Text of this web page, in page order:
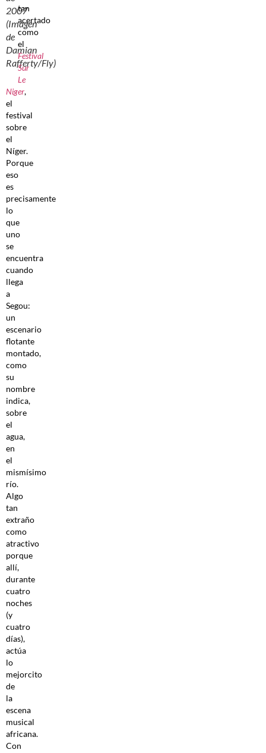
2007
(Imagen
de
Damian
Rafferty/Fly)
tan
acertado
como
el
Festival
Sur
Le
Niger,
el
festival
sobre
el
Níger.
Porque
eso
es
precisamente
lo
que
uno
se
encuentra
cuando
llega
a
Segou:
un
escenario
flotante
montado,
como
su
nombre
indica,
sobre
el
agua,
en
el
mismísimo
río.
Algo
tan
extraño
como
atractivo
porque
allí,
durante
cuatro
noches
(y
cuatro
días),
actúa
lo
mejorcito
de
la
escena
musical
africana.
Con